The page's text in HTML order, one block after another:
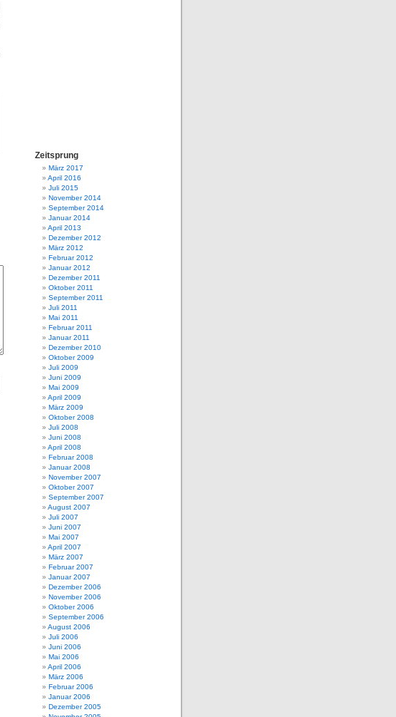
Zeitsprung
März 2017
April 2016
Juli 2015
November 2014
September 2014
Januar 2014
April 2013
Dezember 2012
März 2012
Februar 2012
Januar 2012
Dezember 2011
Oktober 2011
September 2011
Juli 2011
Mai 2011
Februar 2011
Januar 2011
Dezember 2010
Oktober 2009
Juli 2009
Juni 2009
Mai 2009
April 2009
März 2009
Oktober 2008
Juli 2008
Juni 2008
April 2008
Februar 2008
Januar 2008
November 2007
Oktober 2007
September 2007
August 2007
Juli 2007
Juni 2007
Mai 2007
April 2007
März 2007
Februar 2007
Januar 2007
Dezember 2006
November 2006
Oktober 2006
September 2006
August 2006
Juli 2006
Juni 2006
Mai 2006
April 2006
März 2006
Februar 2006
Januar 2006
Dezember 2005